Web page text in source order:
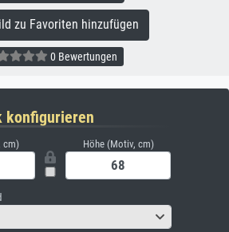
zu Favoriten hinzufügen
0 Bewertungen
konfigurieren
cm) Höhe (Motiv, cm)